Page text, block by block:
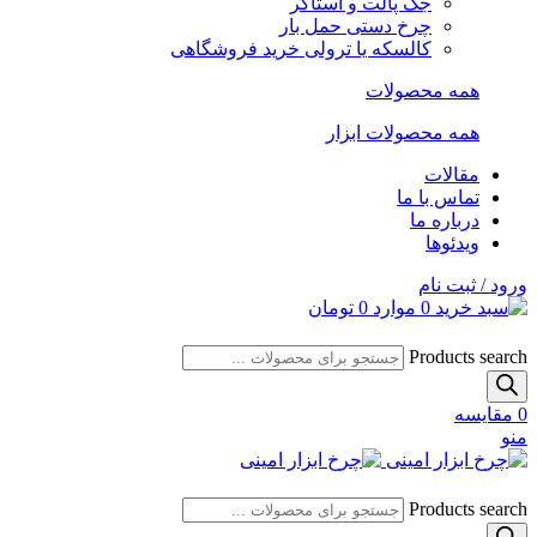
چرخ دستی حمل بار
کالسکه یا ترولی خرید فروشگاهی
همه محصولات
همه محصولات ابزار
مقالات
تماس با ما
درباره ما
ویدئوها
ورود / ثبت نام
0 موارد 0 تومان
Products search
0 مقایسه
منو
Products search